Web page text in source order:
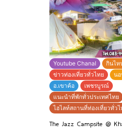
โซนห้องนอน ห้องนั่งเล่น
ห้องน้ำ
Youtube Chanal
กินไห
ข่าวท่องเที่ยวทั่วไทย
น
อ.เขาค้อ
เพชรบูรณ์
แนะนำที่พักทั่วประเทศไทย
ไฮไลท์สถานที่ท่องเที่ยวทั่วไ
The Jazz Campsite @